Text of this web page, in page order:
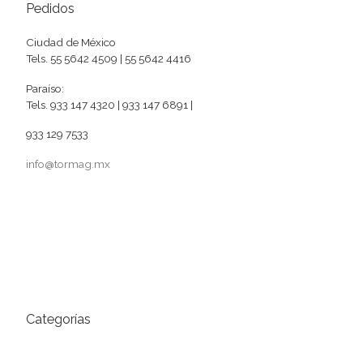
Pedidos
Ciudad de México
Tels. 55 5642 4509 | 55 5642 4416
Paraíso:
Tels. 933 147 4320 | 933 147 6891 |
933 129 7533
info@tormag.mx
Categorías